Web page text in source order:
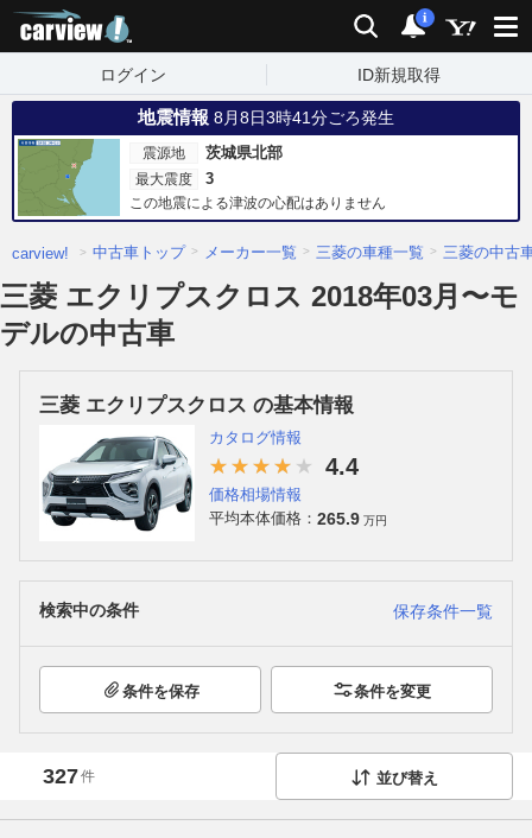
検索 通知
i
ログイン ID新規取得
地震情報 8月8日3時41分ごろ発生
震源地 茨城県北部
最大震度 3
この地震による津波の心配はありません
carview! 中古車トップ メーカー一覧 三菱の車種一覧 三菱の中古
三菱 エクリプスクロス 2018年03月〜モ
デルの中古車
三菱 エクリプスクロス の基本情報
カタログ情報
4.4
価格相場情報
平均本体価格： 265.9 万円
検索中の条件 保存条件一覧
条件を保存 条件を変更
327件 並び替え